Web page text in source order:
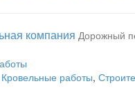
компания Дорожный
Кровельные работы,